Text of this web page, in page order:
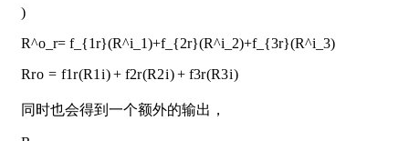
)
R^o_r= f_{1r}(R^i_1)+f_{2r}(R^i_2)+f_{3r}(R^i_3)
Rro = f1r(R1 i) + f2r(R2i) + f3r(R3i)
同时也会得到一个额外的输出，